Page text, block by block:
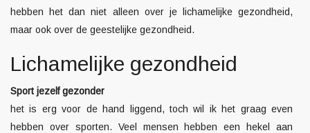
hebben het dan niet alleen over je lichamelijke gezondheid,
maar ook over de geestelijke gezondheid.
Lichamelijke gezondheid
Sport jezelf gezonder
het is erg voor de hand liggend, toch wil ik het graag even
hebben over sporten. Veel mensen hebben een hekel aan